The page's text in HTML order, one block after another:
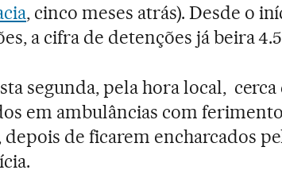
, cinco meses atrás). Desde o
a cifra de detenções já beira
segunda, pela hora local, cerca
em ambulâncias com
de ficarem encharcados